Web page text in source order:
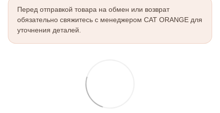
Перед отправкой товара на обмен или возврат
обязательно свяжитесь с менеджером CAT ORANGE для
уточнения деталей.